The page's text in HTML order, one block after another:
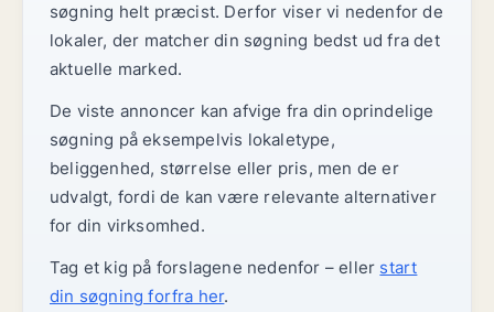
søgning helt præcist. Derfor viser vi nedenfor de
lokaler, der matcher din søgning bedst ud fra det
aktuelle marked.
De viste annoncer kan afvige fra din oprindelige
søgning på eksempelvis lokaletype,
beliggenhed, størrelse eller pris, men de er
udvalgt, fordi de kan være relevante alternativer
for din virksomhed.
Tag et kig på forslagene nedenfor – eller start
din søgning forfra her.